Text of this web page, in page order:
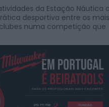
da Estação Náutica
desportiva entre os
numa competição que